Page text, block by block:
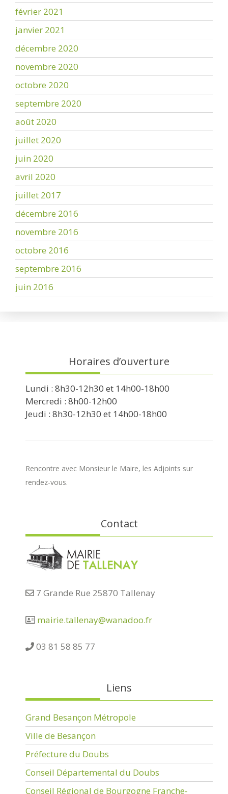
février 2021
janvier 2021
décembre 2020
novembre 2020
octobre 2020
septembre 2020
août 2020
juillet 2020
juin 2020
avril 2020
juillet 2017
décembre 2016
novembre 2016
octobre 2016
septembre 2016
juin 2016
Horaires d’ouverture
Lundi : 8h30-12h30 et 14h00-18h00
Mercredi : 8h00-12h00
Jeudi : 8h30-12h30 et 14h00-18h00
Rencontre avec Monsieur le Maire, les Adjoints sur
rendez-vous.
Contact
7 Grande Rue 25870 Tallenay
mairie.tallenay@wanadoo.fr
03 81 58 85 77
Liens
Grand Besançon Métropole
Ville de Besançon
Préfecture du Doubs
Conseil Départemental du Doubs
Conseil Régional de Bourgogne Franche-